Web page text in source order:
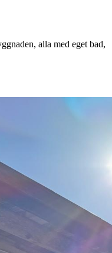
alla med eget bad,